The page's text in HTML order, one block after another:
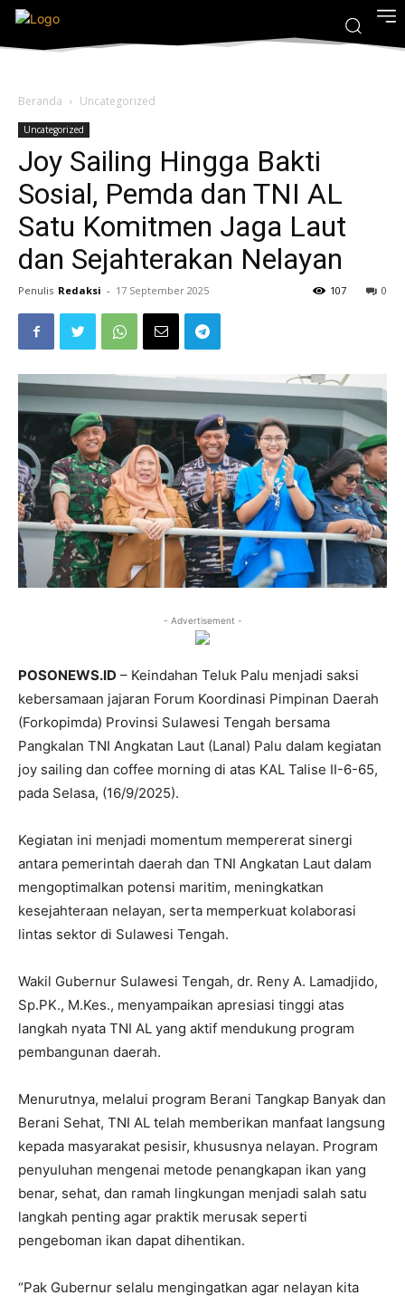
Beranda Uncategorized
Uncategorized
Joy Sailing Hingga Bakti
Sosial, Pemda dan TNI AL
Satu Komitmen Jaga Laut
dan Sejahterakan Nelayan
Penulis Redaksi - 17 September 2025 0
107
- Advertisement -
POSONEWS.ID – Keindahan Teluk Palu menjadi saksi
kebersamaan jajaran Forum Koordinasi Pimpinan Daerah
(Forkopimda) Provinsi Sulawesi Tengah bersama
Pangkalan TNI Angkatan Laut (Lanal) Palu dalam kegiatan
joy sailing dan coffee morning di atas KAL Talise II-6-65,
pada Selasa, (16/9/2025).
Kegiatan ini menjadi momentum mempererat sinergi
antara pemerintah daerah dan TNI Angkatan Laut dalam
mengoptimalkan potensi maritim, meningkatkan
kesejahteraan nelayan, serta memperkuat kolaborasi
lintas sektor di Sulawesi Tengah.
Wakil Gubernur Sulawesi Tengah, dr. Reny A. Lamadjido,
Sp.PK., M.Kes., menyampaikan apresiasi tinggi atas
langkah nyata TNI AL yang aktif mendukung program
pembangunan daerah.
Menurutnya, melalui program Berani Tangkap Banyak dan
Berani Sehat, TNI AL telah memberikan manfaat langsung
kepada masyarakat pesisir, khususnya nelayan. Program
penyuluhan mengenai metode penangkapan ikan yang
benar, sehat, dan ramah lingkungan menjadi salah satu
langkah penting agar praktik merusak seperti
pengeboman ikan dapat dihentikan.
“Pak Gubernur selalu mengingatkan agar nelayan kita